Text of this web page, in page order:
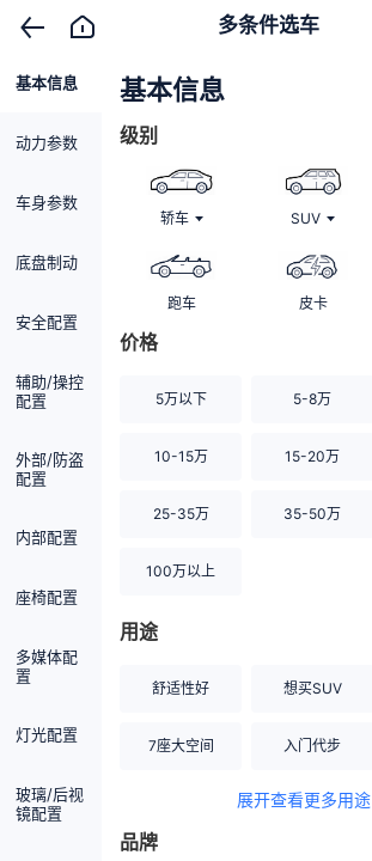
多条件选车
基本信息
动力参数
车身参数
底盘制动
安全配置
辅助/操控
配置
外部/防盗
配置
内部配置
座椅配置
多媒体配
置
灯光配置
玻璃/后视
镜配置
基本信息
级别
轿车 SUV
跑车 皮卡
价格
5万以下 5-8万
10-15万 15-20万
25-35万 35-50万
100万以上
用途
舒适性好 想买SUV
7座大空间 入门代步
空间宽敞
展开查看更多用途
品牌